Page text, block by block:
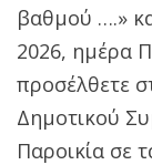
βαθμού ….»
2026, ημέρα
προσέλθετε
Δημοτικού
Παροικία σε